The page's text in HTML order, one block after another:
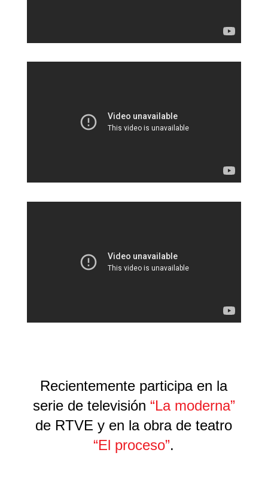
Recientemente participa en la
serie de televisión “La moderna”
de RTVE y en la obra de teatro
“El proceso”.